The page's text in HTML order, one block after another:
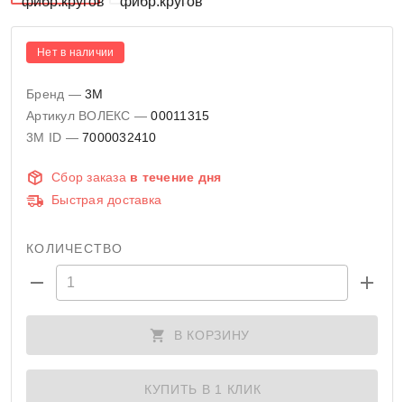
Нет в наличии
Бренд — 3M
Артикул ВОЛЕКС —00011315
3M ID — 7000032410
Сбор заказа в течение дня
Быстрая доставка
КОЛИЧЕСТВО
В КОРЗИНУ
КУПИТЬ В 1 КЛИК